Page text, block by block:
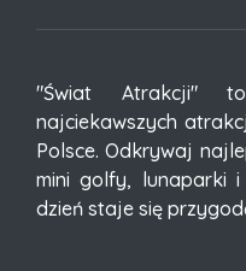
"Świat Atrakcji"
najciekawszych
Polsce. Odkrywaj
mini golfy, lunaparki
dzień staje się